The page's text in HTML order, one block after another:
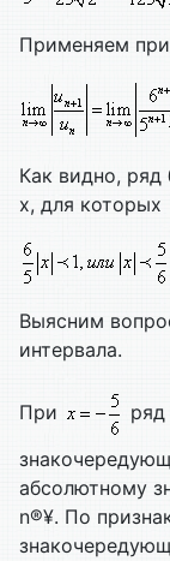
Применяем
Как видно, ряд
х, для которых
Выясним
интервала.
При ряд
абсолютному
n®¥. По